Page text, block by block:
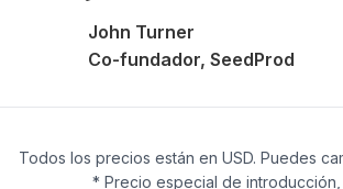
John Turner
Co-fundador, SeedProd
Todos los precios están en USD. Puedes
* Precio especial de